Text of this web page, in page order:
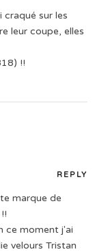
sur les
leur coupe, elles
!!
REPLY
marque de
ce moment j'ai
velours Tristan